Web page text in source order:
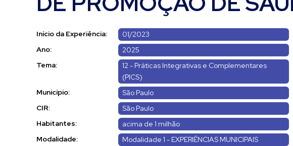
Início da Experiência:
01/2023
Ano:
2025
Tema:
12 - Práticas Integrativas e Complementares
(PICS)
Município:
São Paulo
CIR:
São Paulo
Habitantes:
acima de 1 milhão
Modalidade:
Modalidade 1 - EXPERIÊNCIAS MUNICIPAIS